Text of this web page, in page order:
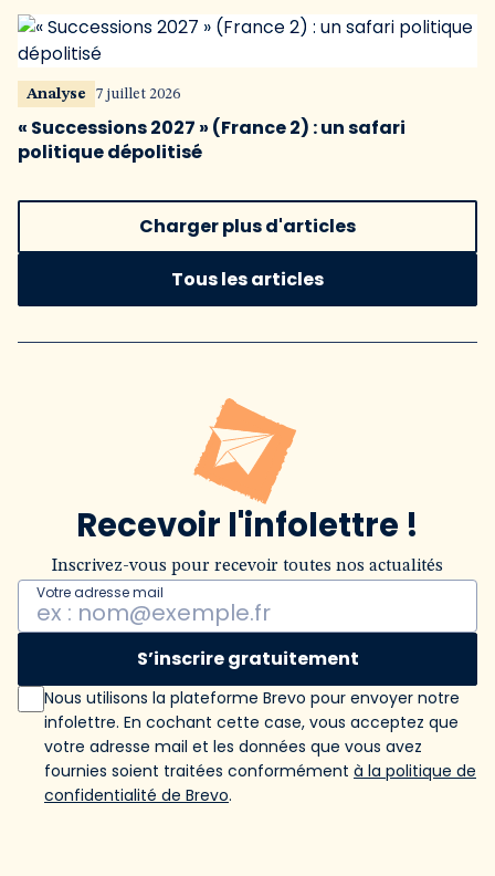
Analyse 7 juillet 2026
« Successions 2027 » (France 2) : un safari
politique dépolitisé
Charger plus d'articles
Tous les articles
Recevoir l'infolettre !
Inscrivez-vous pour recevoir toutes nos actualités
Votre adresse mail
S’inscrire gratuitement
Nous utilisons la plateforme Brevo pour envoyer notre
infolettre. En cochant cette case, vous acceptez que
votre adresse mail et les données que vous avez
fournies soient traitées conformément à la politique de
confidentialité de Brevo.